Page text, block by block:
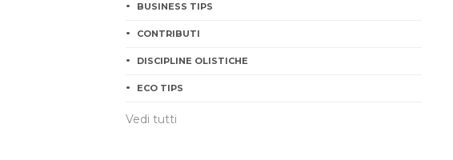
BUSINESS TIPS
CONTRIBUTI
DISCIPLINE OLISTICHE
ECO TIPS